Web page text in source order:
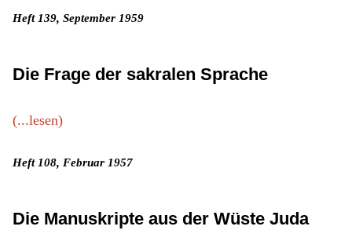
Heft 139, September 1959
Die Frage der sakralen Sprache
(...lesen)
Heft 108, Februar 1957
Die Manuskripte aus der Wüste Juda